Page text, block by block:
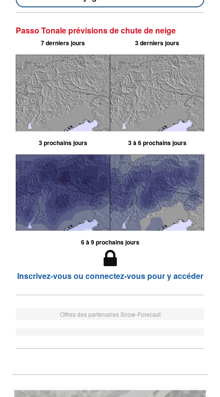
Passo Tonale prévisions de chute de neige
7 derniers jours 3 derniers jours
3 prochains jours 3 à 6 prochains jours
6 à 9 prochains jours
Inscrivez-vous ou connectez-vous pour y accéder
Offres des partenaires Snow-Forecast